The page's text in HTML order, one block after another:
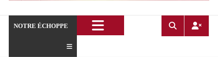
NOTRE ÉCHOPPE